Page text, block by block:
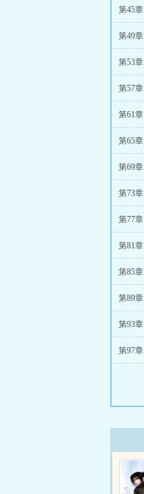
第45
第49
第53
第57
第61
第65
第69
第73
第77
第81
第85
第89
第93
第97